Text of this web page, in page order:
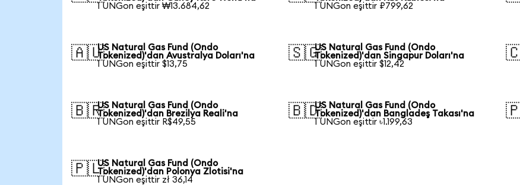
1 UNGon eşittir ₩13.684,62
1 UNGon eşittir ₽799,62
🇦🇺US Natural Gas Fund (Ondo
Tokenized)'dan Avustralya Doları'na
1 UNGon eşittir $13,75
🇸🇬US Natural Gas Fund (Ondo
Tokenized)'dan Singapur Doları'na
1 UNGon eşittir $12,42
🇧🇷US Natural Gas Fund (Ondo
Tokenized)'dan Brezilya Reali'na
1 UNGon eşittir R$49,55
🇧🇩US Natural Gas Fund (Ondo
Tokenized)'dan Bangladeş Takası'na
1 UNGon eşittir ৳1.199,63
🇵🇱US Natural Gas Fund (Ondo
Tokenized)'dan Polonya Zlotisi'na
1 UNGon eşittir zł 36,14